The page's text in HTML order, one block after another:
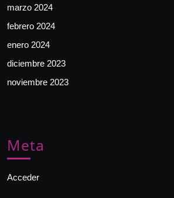
marzo 2024
febrero 2024
enero 2024
diciembre 2023
noviembre 2023
Meta
Acceder